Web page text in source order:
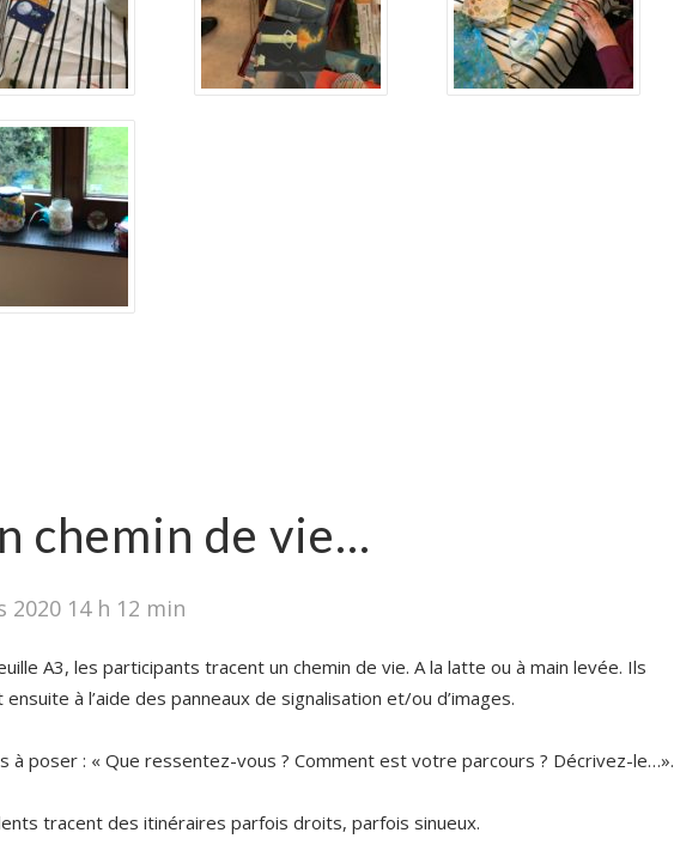
chemin de vie…
2020 14 h 12 min
A3, les participants tracent un chemin de vie. A la latte ou à main levée. Ils
ensuite à l’aide des panneaux de signalisation et/ou d’images.
à poser : « Que ressentez-vous ? Comment est votre parcours ? Décrivez-le…».
tracent des itinéraires parfois droits, parfois sinueux.